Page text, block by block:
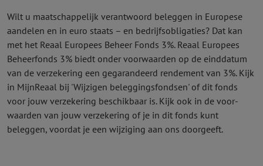
Wilt u maatschappelijk verantwoord beleggen in Europese
aandelen en in euro staats – en bedrijfsobligaties? Dat kan
met het Reaal Europees Beheer Fonds 3%. Reaal Europees
Beheer­fonds 3% biedt onder voor­waarden op de einddatum
van de verzekering een gegarandeerd rendement van 3%. Kijk
in MijnReaal bij 'Wijzigen beleggings­fondsen' of dit fonds
voor jouw verzekering beschikbaar is. Kijk ook in de voor­
waarden van jouw verzekering of je in dit fonds kunt
beleggen, voordat je een wijziging aan ons doorgeeft.